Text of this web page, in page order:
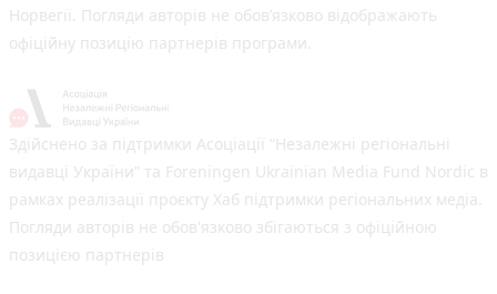
Норвегії. Погляди авторів не обов’язково відображають
офіційну позицію партнерів програми.
Здійснено за підтримки Асоціації “Незалежні регіональні
видавці України” та Foreningen Ukrainian Media Fund Nordic в
рамках реалізації проєкту Хаб підтримки регіональних медіа.
Погляди авторів не обов'язково збігаються з офіційною
позицією партнерів